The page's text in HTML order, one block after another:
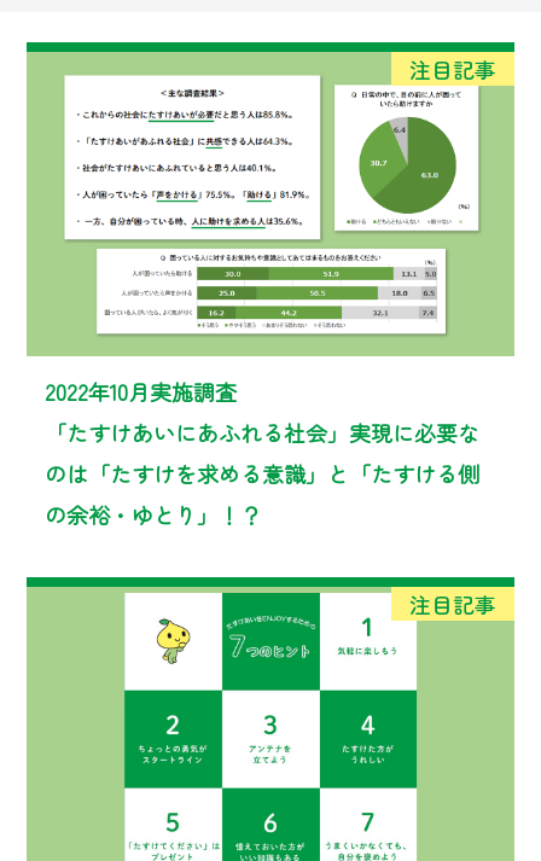
2022年10月実施調査
「たすけあいにあふれる社会」実現に必要な
のは「たすけを求める意識」と「たすける側
の余裕・ゆとり」！？